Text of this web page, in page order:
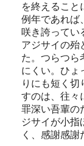
を終えること
例年であれば
咲き誇ってい
アジサイの殆
た。つらつら
にくい。ひょ
りにも短く
すのは、往々
罪深い吾輩の
ジサイが小指
く、感謝感謝